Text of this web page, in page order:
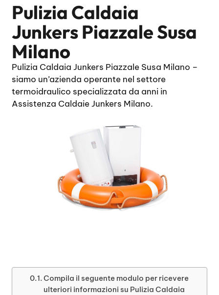
Pulizia Caldaia
Junkers Piazzale Susa
Milano
Pulizia Caldaia Junkers Piazzale Susa Milano –
siamo un’azienda operante nel settore
termoidraulico specializzata da anni in
Assistenza Caldaie Junkers Milano.
Compila il seguente modulo per ricevere
ulteriori informazioni su Pulizia Caldaia